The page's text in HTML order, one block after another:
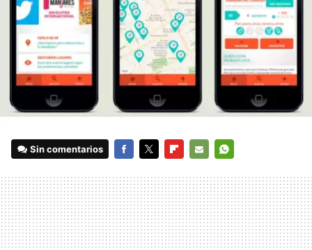
Sin comentarios
MAIL